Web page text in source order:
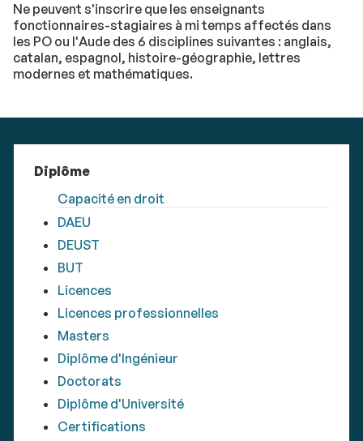
Ne peuvent s'inscrire que les enseignants
fonctionnaires-stagiaires à mi temps affectés dans
les PO ou l'Aude des 6 disciplines suivantes : anglais,
catalan, espagnol, histoire-géographie, lettres
modernes et mathématiques.
Diplôme
Capacité en droit
DAEU
DEUST
BUT
Licences
Licences professionnelles
Masters
Diplôme d'Ingénieur
Doctorats
Diplôme d'Université
Certifications